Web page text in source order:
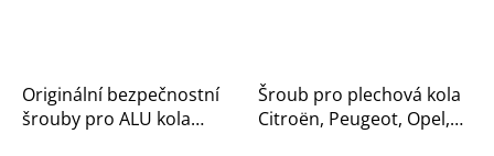
Originální bezpečnostní
šrouby pro ALU kola
Šroub pro plechová kola
Citroën, Peugeot, Opel,